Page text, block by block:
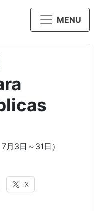
MENU
3日～31日）
X